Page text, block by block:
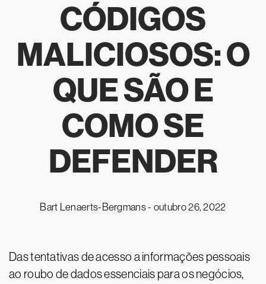
CÓDIGOS
MALICIOSOS: O
QUE SÃO E
COMO SE
DEFENDER
Bart Lenaerts-Bergmans - outubro 26, 2022
Das tentativas de acesso a informações pessoais
ao roubo de dados essenciais para os negócios,